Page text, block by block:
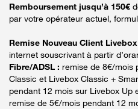
Remboursement jusqu’à 150€
par votre opérateur actuel,
Remise Nouveau Client Livebox
internet souscrivant à partir
Fibre/ADSL : remise de 8€/mois
Classic et Livebox Classic +
pendant 12 mois sur Livebox Up
remise de 5€/mois pendant 12